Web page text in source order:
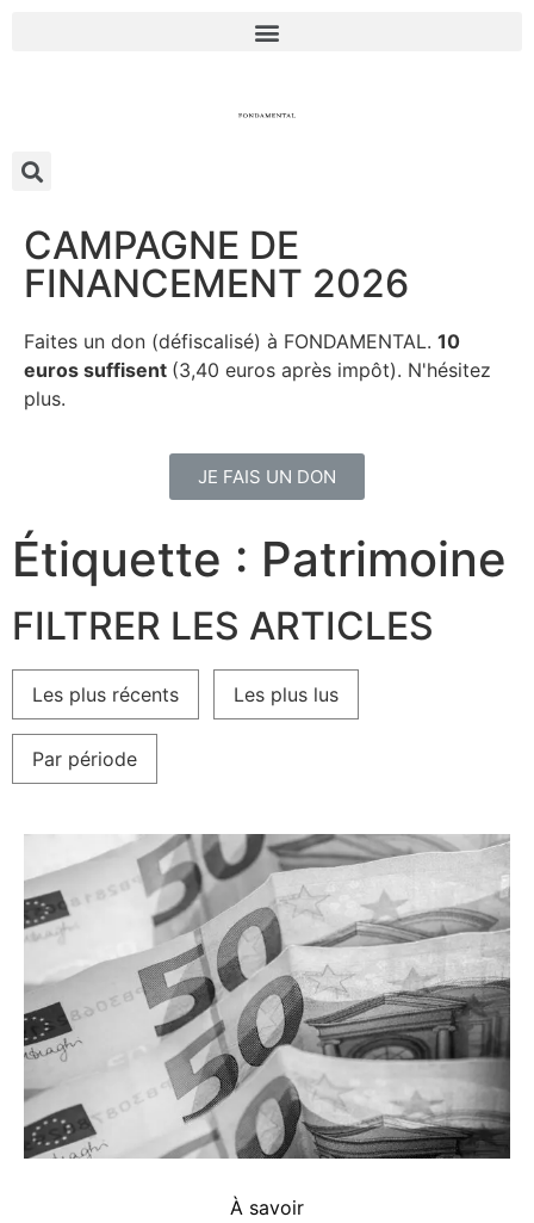
CAMPAGNE DE
FINANCEMENT 2026
Faites un don (défiscalisé) à FONDAMENTAL. 10
euros suffisent (3,40 euros après impôt). N'hésitez
plus.
JE FAIS UN DON
Étiquette : Patrimoine
FILTRER LES ARTICLES
Les plus récents Les plus lus
Par période
À savoir